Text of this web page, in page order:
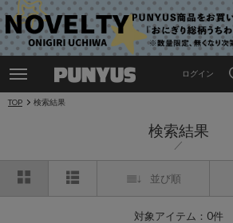
ログイン
TOP 検索結果
検索結果
並び順
対象アイテム：0件